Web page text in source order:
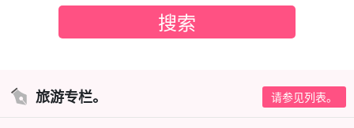
旅游专栏。 请参见列表。